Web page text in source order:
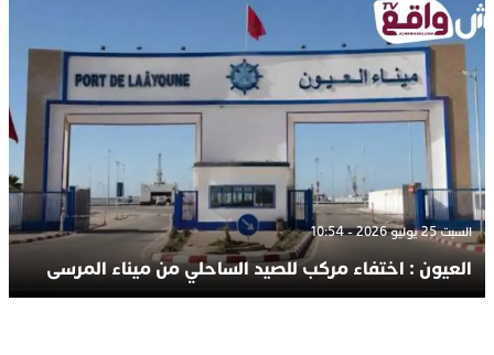
السبت 25 يوليو 2026 - 10:54
العيون : اختفاء مركب للصيد الساحلي من ميناء المرسى